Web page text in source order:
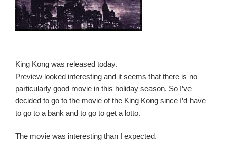
King Kong was released today.
Preview looked interesting and it seems that there is no
particularly good movie in this holiday season. So I’ve
decided to go to the movie of the King Kong since I’d have
to go to a bank and to go to get a lotto.
The movie was interesting than I expected.